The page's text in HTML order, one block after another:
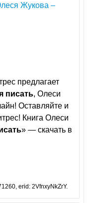
Жукова –
предлагает
писать, Олеси
Оставляйте и
Книга Олеси
» — скачать в
erid: 2VfnxyNkZrY.